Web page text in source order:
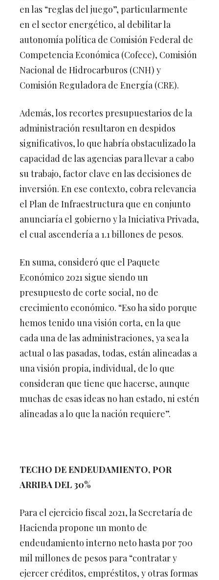
en las “reglas del juego”, particularmente
en el sector energético, al debilitar la
autonomía política de Comisión Federal de
Competencia Económica (Cofece), Comisión
Nacional de Hidrocarburos (CNH) y
Comisión Reguladora de Energía (CRE).
Además, los recortes presupuestarios de la
administración resultaron en despidos
significativos, lo que habría obstaculizado la
capacidad de las agencias para llevar a cabo
su trabajo, factor clave en las decisiones de
inversión. En ese contexto, cobra relevancia
el Plan de Infraestructura que en conjunto
anunciaría el gobierno y la Iniciativa Privada,
el cual ascendería a 1.1 billones de pesos.
En suma, consideró que el Paquete
Económico 2021 sigue siendo un
presupuesto de corte social, no de
crecimiento económico. “Eso ha sido porque
hemos tenido una visión corta, en la que
cada una de las administraciones, ya sea la
actual o las pasadas, todas, están alineadas a
una visión propia, individual, de lo que
consideran que tiene que hacerse, aunque
muchas de esas ideas no han estado, ni estén
alineadas a lo que la nación requiere”.
TECHO DE ENDEUDAMIENTO, POR
ARRIBA DEL 30%
Para el ejercicio fiscal 2021, la Secretaría de
Hacienda propone un monto de
endeudamiento interno neto hasta por 700
mil millones de pesos para “contratar y
ejercer créditos, empréstitos, y otras formas